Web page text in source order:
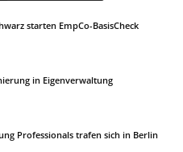
starten EmpCo-BasisCheck
in Eigenverwaltung
Professionals trafen sich in Berlin